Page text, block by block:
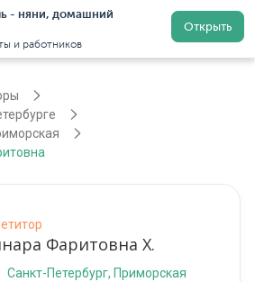
- няни, домашний
и работников
Открыть
Регистрация
Фаритовна Х.
Санкт-Петербург, Приморская